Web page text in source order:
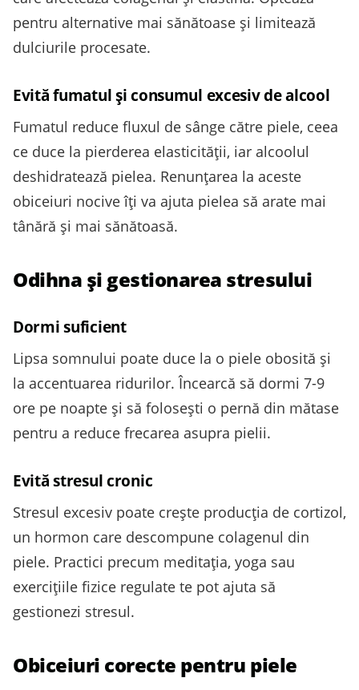
pentru alternative mai sănătoase și limitează
dulciurile procesate.
Evită fumatul și consumul excesiv de alcool
Fumatul reduce fluxul de sânge către piele, ceea
ce duce la pierderea elasticității, iar alcoolul
deshidratează pielea. Renunțarea la aceste
obiceiuri nocive îți va ajuta pielea să arate mai
tânără și mai sănătoasă.
Odihna și gestionarea stresului
Dormi suficient
Lipsa somnului poate duce la o piele obosită și
la accentuarea ridurilor. Încearcă să dormi 7-9
ore pe noapte și să folosești o pernă din mătase
pentru a reduce frecarea asupra pielii.
Evită stresul cronic
Stresul excesiv poate crește producția de cortizol,
un hormon care descompune colagenul din
piele. Practici precum meditația, yoga sau
exercițiile fizice regulate te pot ajuta să
gestionezi stresul.
Obiceiuri corecte pentru piele